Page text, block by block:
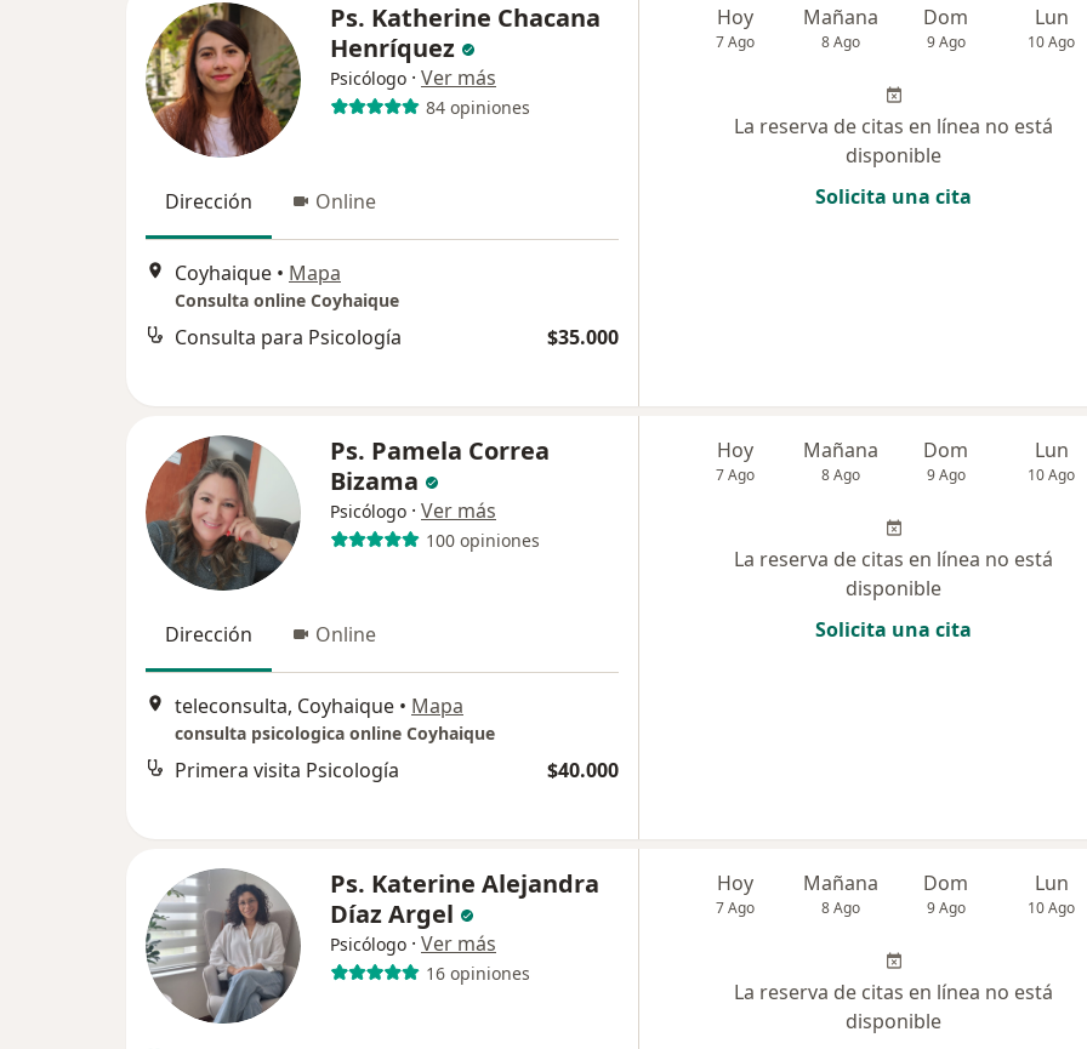
Ps. Katherine Chacana
Henríquez
Psicólogo · Ver más
84 opiniones
Dirección Online
Coyhaique • Mapa
Consulta online Coyhaique
Consulta para Psicología $35.000
Hoy
7 Ago
Mañana
8 Ago
Dom
9 Ago
Lun
10 Ago
La reserva de citas en línea no está
disponible
Solicita una cita
Ps. Pamela Correa
Bizama
Psicólogo · Ver más
100 opiniones
Dirección Online
teleconsulta, Coyhaique • Mapa
consulta psicologica online Coyhaique
Primera visita Psicología $40.000
Hoy
7 Ago
Mañana
8 Ago
Dom
9 Ago
Lun
10 Ago
La reserva de citas en línea no está
disponible
Solicita una cita
Ps. Katerine Alejandra
Díaz Argel
Psicólogo · Ver más
16 opiniones
Hoy
7 Ago
Mañana
8 Ago
Dom
9 Ago
Lun
10 Ago
La reserva de citas en línea no está
disponible